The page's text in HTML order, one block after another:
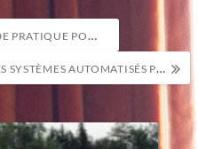
FLUIDE
LES AVANTAGES DES SYSTÈMES AUTOMATISÉS POUR VOS VOLETS ET STORES